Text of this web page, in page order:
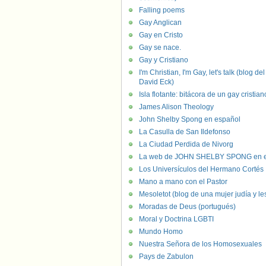
Falling poems
Gay Anglican
Gay en Cristo
Gay se nace.
Gay y Cristiano
I'm Christian, I'm Gay, let's talk (blog del
David Eck)
Isla flotante: bitácora de un gay
James Alison Theology
John Shelby Spong en español
La Casulla de San Ildefonso
La Ciudad Perdida de Nivorg
La web de JOHN SHELBY SPONG en
Los Universículos del Hermano Cortés
Mano a mano con el Pastor
Mesoletot (blog de una mujer judía y
Moradas de Deus (portugués)
Moral y Doctrina LGBTI
Mundo Homo
Nuestra Señora de los Homosexuales
Pays de Zabulon